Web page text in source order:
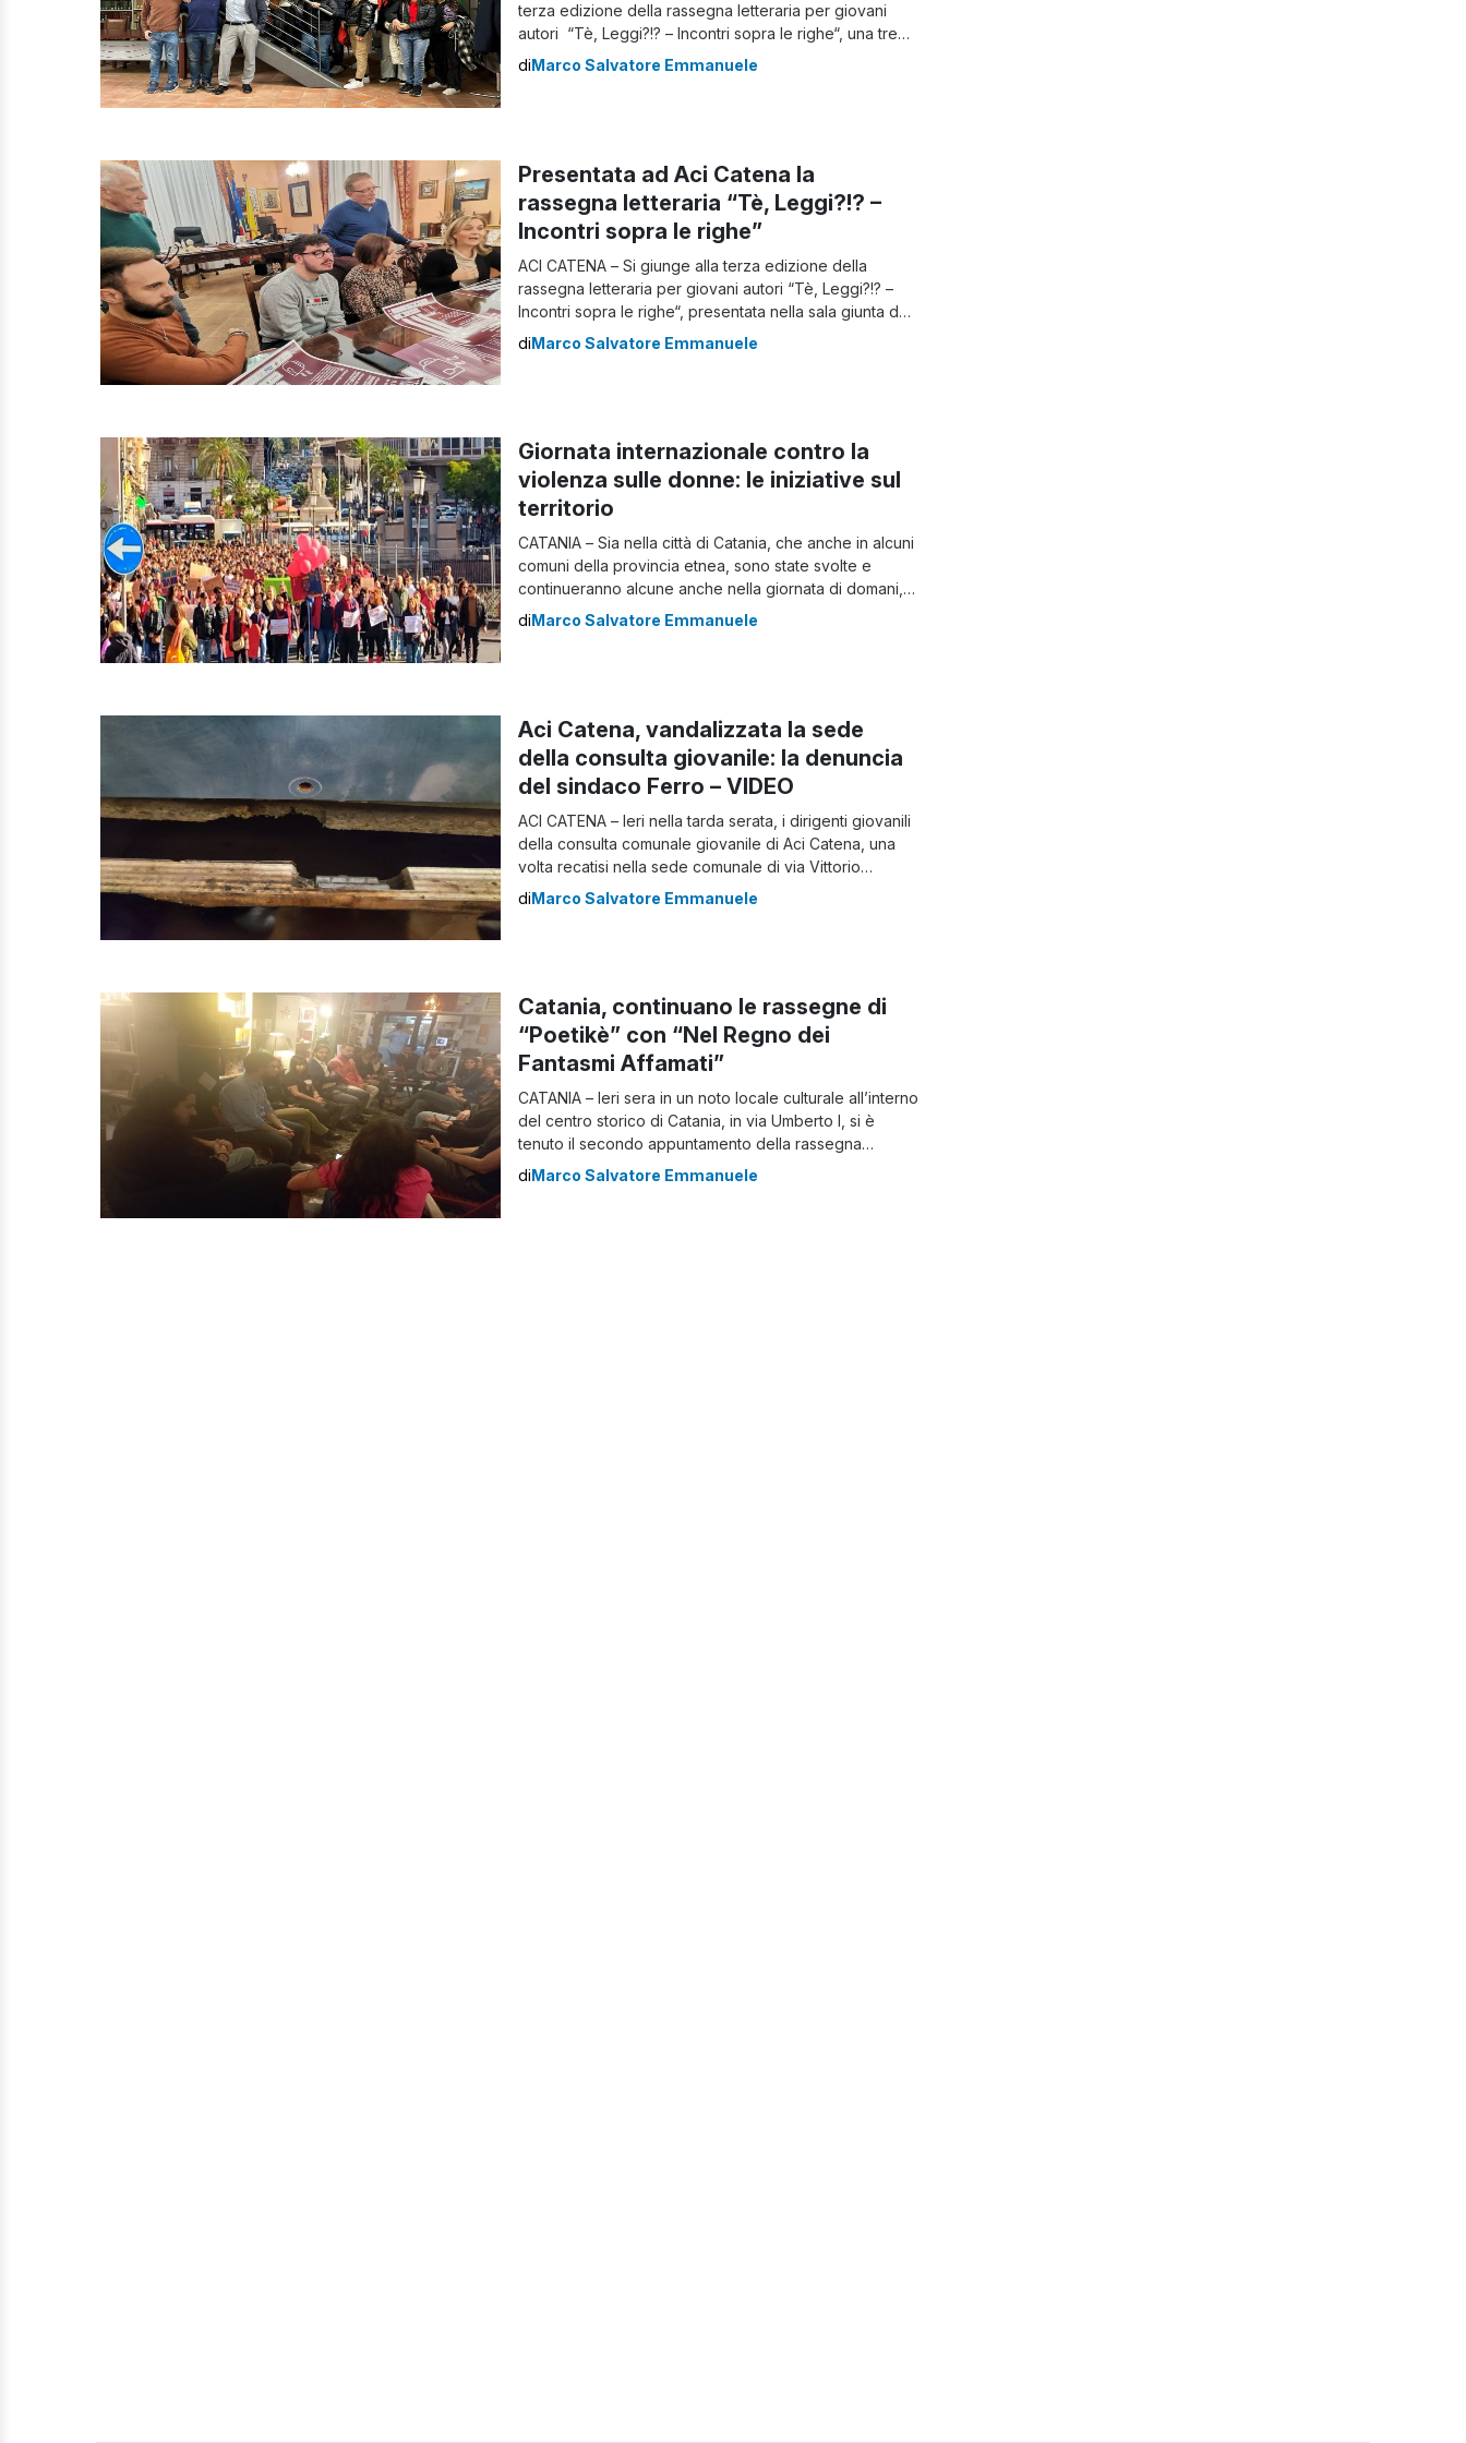
terza edizione della rassegna letteraria per giovani
autori “Tè, Leggi?!? – Incontri sopra le righe“, una tre
giorni di narrativa e poesia, sia in Italiano che in lingue
diMarco Salvatore Emmanuele
Presentata ad Aci Catena la
rassegna letteraria “Tè, Leggi?!? –
Incontri sopra le righe”
ACI CATENA – Si giunge alla terza edizione della
rassegna letteraria per giovani autori “Tè, Leggi?!? –
Incontri sopra le righe“, presentata nella sala giunta del
comune di Aci Catena. Il programma Tè, Leggi?!? –
diMarco Salvatore Emmanuele
Giornata internazionale contro la
violenza sulle donne: le iniziative sul
territorio
CATANIA – Sia nella città di Catania, che anche in alcuni
comuni della provincia etnea, sono state svolte e
continueranno alcune anche nella giornata di domani,
iniziative dedite al tema della “Giornata internazionale
diMarco Salvatore Emmanuele
Aci Catena, vandalizzata la sede
della consulta giovanile: la denuncia
del sindaco Ferro – VIDEO
ACI CATENA – Ieri nella tarda serata, i dirigenti giovanili
della consulta comunale giovanile di Aci Catena, una
volta recatisi nella sede comunale di via Vittorio
Emanuele (solitamente usata per le politiche giovanili
diMarco Salvatore Emmanuele
Catania, continuano le rassegne di
“Poetikè” con “Nel Regno dei
Fantasmi Affamati”
CATANIA – Ieri sera in un noto locale culturale all’interno
del centro storico di Catania, in via Umberto I, si è
tenuto il secondo appuntamento della rassegna
poetica letteraria “Poetikè“. A organizzare il tutto,
diMarco Salvatore Emmanuele